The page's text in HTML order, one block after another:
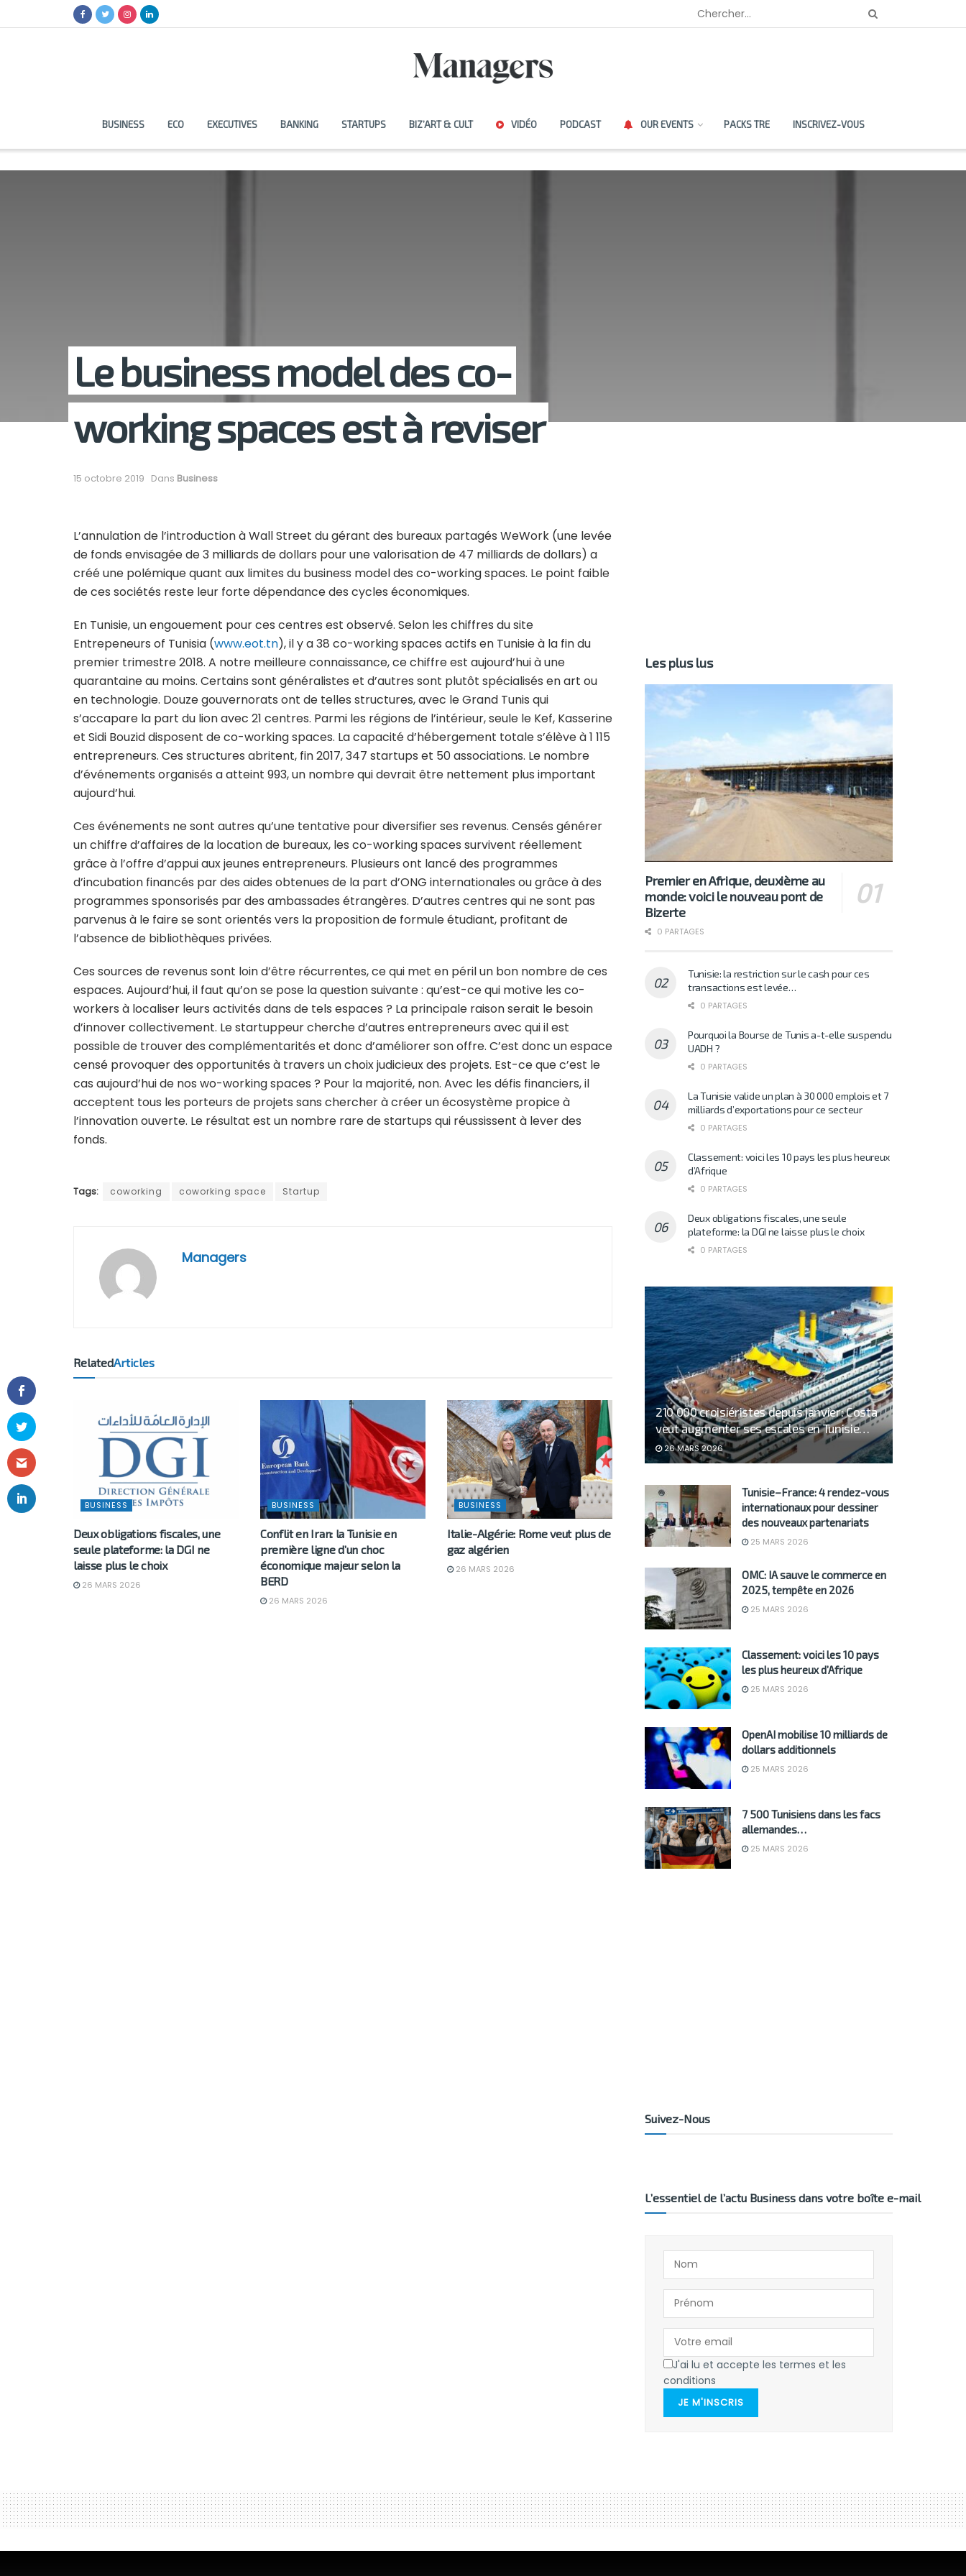
BUSINESS ECO EXECUTIVES BANKING STARTUPS BIZ’ART & CULT VIDÉO PODCAST OUR EVENTS PACKS TRE INSCRIVEZ-VOUS
Le business model des co-
working spaces est à reviser
15 octobre 2019 Dans Business
L’annulation de l’introduction à Wall Street du gérant des bureaux partagés WeWork (une levée
de fonds envisagée de 3 milliards de dollars pour une valorisation de 47 milliards de dollars) a
créé une polémique quant aux limites du business model des co-working spaces. Le point faible
de ces sociétés reste leur forte dépendance des cycles économiques.
En Tunisie, un engouement pour ces centres est observé. Selon les chiffres du site
Entrepeneurs of Tunisia (www.eot.tn), il y a 38 co-working spaces actifs en Tunisie à la fin du
premier trimestre 2018. A notre meilleure connaissance, ce chiffre est aujourd’hui à une
quarantaine au moins. Certains sont généralistes et d’autres sont plutôt spécialisés en art ou
en technologie. Douze gouvernorats ont de telles structures, avec le Grand Tunis qui
s’accapare la part du lion avec 21 centres. Parmi les régions de l’intérieur, seule le Kef, Kasserine
et Sidi Bouzid disposent de co-working spaces. La capacité d’hébergement totale s’élève à 1 115
entrepreneurs. Ces structures abritent, fin 2017, 347 startups et 50 associations. Le nombre
d’événements organisés a atteint 993, un nombre qui devrait être nettement plus important
aujourd’hui.
Ces événements ne sont autres qu’une tentative pour diversifier ses revenus. Censés générer
un chiffre d’affaires de la location de bureaux, les co-working spaces survivent réellement
grâce à l’offre d’appui aux jeunes entrepreneurs. Plusieurs ont lancé des programmes
d’incubation financés par des aides obtenues de la part d’ONG internationales ou grâce à des
programmes sponsorisés par des ambassades étrangères. D’autres centres qui ne sont pas
parvenus à le faire se sont orientés vers la proposition de formule étudiant, profitant de
l’absence de bibliothèques privées.
Ces sources de revenus sont loin d’être récurrentes, ce qui met en péril un bon nombre de ces
espaces. Aujourd’hui, il faut qu’on se pose la question suivante : qu’est-ce qui motive les co-
workers à localiser leurs activités dans de tels espaces ? La principale raison serait le besoin
d’innover collectivement. Le startuppeur cherche d’autres entrepreneurs avec qui il est
possible de trouver des complémentarités et donc d’améliorer son offre. C’est donc un espace
censé provoquer des opportunités à travers un choix judicieux des projets. Est-ce que c’est le
cas aujourd’hui de nos wo-working spaces ? Pour la majorité, non. Avec les défis financiers, il
acceptent tous les porteurs de projets sans chercher à créer un écosystème propice à
l’innovation ouverte. Le résultat est un nombre rare de startups qui réussissent à lever des
fonds.
Tags: coworking coworking space Startup
Managers
RelatedArticles
BUSINESS
Deux obligations fiscales, une
seule plateforme: la DGI ne
laisse plus le choix
26 MARS 2026
BUSINESS
Conflit en Iran: la Tunisie en
première ligne d’un choc
économique majeur selon la
BERD
26 MARS 2026
BUSINESS
Italie-Algérie: Rome veut plus de
gaz algérien
26 MARS 2026
Les plus lus
Premier en Afrique, deuxième au
monde: voici le nouveau pont de
Bizerte
0 PARTAGES
Tunisie: la restriction sur le cash pour ces
transactions est levée…
0 PARTAGES
Pourquoi la Bourse de Tunis a-t-elle suspendu
UADH ?
0 PARTAGES
La Tunisie valide un plan à 30 000 emplois et 7
milliards d’exportations pour ce secteur
0 PARTAGES
Classement: voici les 10 pays les plus heureux
d’Afrique
0 PARTAGES
Deux obligations fiscales, une seule
plateforme: la DGI ne laisse plus le choix
0 PARTAGES
210 000 croisiéristes depuis janvier: Costa
veut augmenter ses escales en Tunisie…
26 MARS 2026
Tunisie–France: 4 rendez-vous
internationaux pour dessiner
des nouveaux partenariats
25 MARS 2026
OMC: IA sauve le commerce en
2025, tempête en 2026
25 MARS 2026
Classement: voici les 10 pays
les plus heureux d’Afrique
25 MARS 2026
OpenAI mobilise 10 milliards de
dollars additionnels
25 MARS 2026
7 500 Tunisiens dans les facs
allemandes…
25 MARS 2026
Suivez-Nous
L’essentiel de l’actu Business dans votre boîte e-mail
J'ai lu et accepte les termes et les
conditions
JE M'INSCRIS